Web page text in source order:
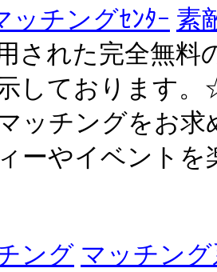
ッチングｾﾝﾀｰ 素
された完全無
しております
ッチングをお
ーやイベント
ング マッチン